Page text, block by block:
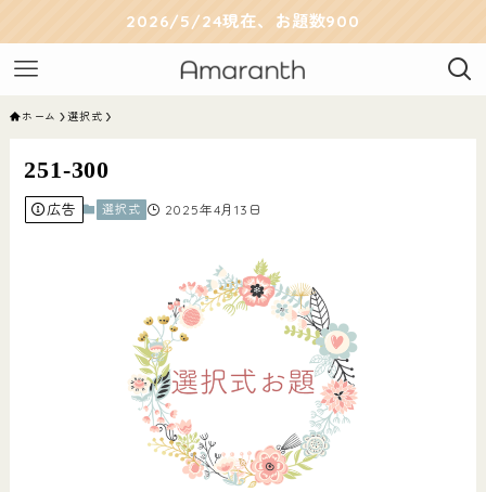
2026/5/24現在、お題数900
ホーム 選択式
251-300
広告 選択式 2025年4月13日